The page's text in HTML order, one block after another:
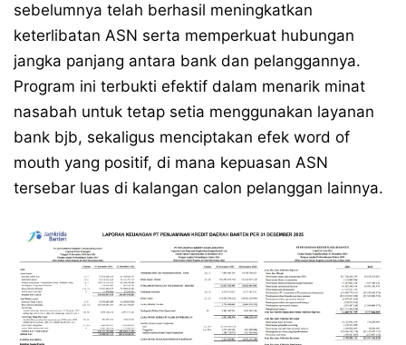
sebelumnya telah berhasil meningkatkan
keterlibatan ASN serta memperkuat hubungan
jangka panjang antara bank dan pelanggannya.
Program ini terbukti efektif dalam menarik minat
nasabah untuk tetap setia menggunakan layanan
bank bjb, sekaligus menciptakan efek word of
mouth yang positif, di mana kepuasan ASN
tersebar luas di kalangan calon pelanggan lainnya.